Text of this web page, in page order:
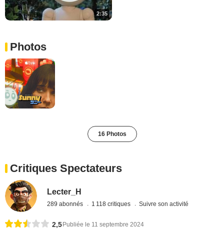
2:35
Photos
16 Photos
Critiques Spectateurs
Lecter_H
289 abonnés 1 118 critiques Suivre son activité
2,5 Publiée le 11 septembre 2024